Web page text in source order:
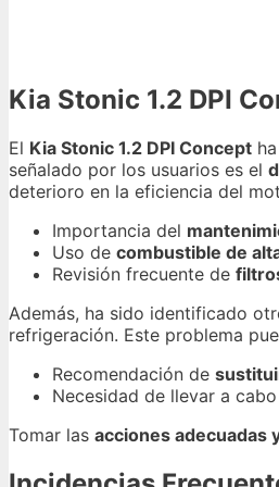
Kia Stonic 1.2 DPI
El Kia Stonic 1.2 DPI Concept
señalado por los usuarios es el
deterioro en la eficiencia del
Importancia del
Uso de combustible de
Revisión frecuente de
Además, ha sido identificado
refrigeración. Este problema
Recomendación de
Necesidad de llevar a cabo
Tomar las acciones adecuadas